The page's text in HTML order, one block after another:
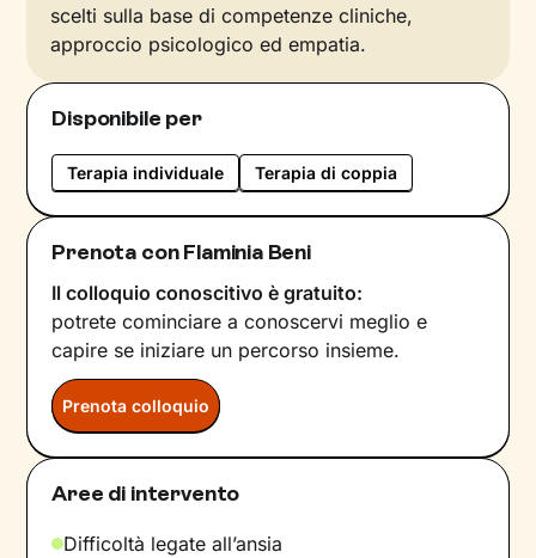
scelti sulla base di competenze cliniche,
approccio psicologico ed empatia.
Disponibile per
Terapia individuale Terapia di coppia
Prenota con Flaminia Beni
Il colloquio conoscitivo è gratuito:
potrete cominciare a conoscervi meglio e
capire se iniziare un percorso insieme.
Prenota colloquio
Aree di intervento
Difficoltà legate all’ansia